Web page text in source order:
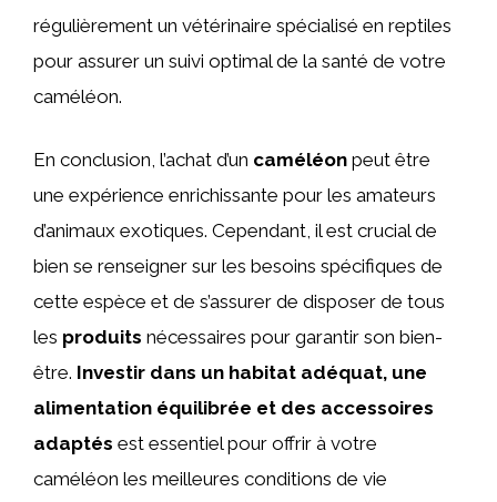
régulièrement un vétérinaire spécialisé en reptiles
pour assurer un suivi optimal de la santé de votre
caméléon.
En conclusion, l’achat d’un caméléon peut être
une expérience enrichissante pour les amateurs
d’animaux exotiques. Cependant, il est crucial de
bien se renseigner sur les besoins spécifiques de
cette espèce et de s’assurer de disposer de tous
les produits nécessaires pour garantir son bien-
être. Investir dans un habitat adéquat, une
alimentation équilibrée et des accessoires
adaptés est essentiel pour offrir à votre
caméléon les meilleures conditions de vie